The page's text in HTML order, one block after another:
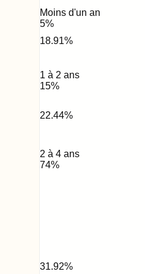
Moins d'un an
5%
18.91%
1 à 2 ans
15%
22.44%
2 à 4 ans
74%
31.92%